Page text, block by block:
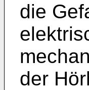
die
der